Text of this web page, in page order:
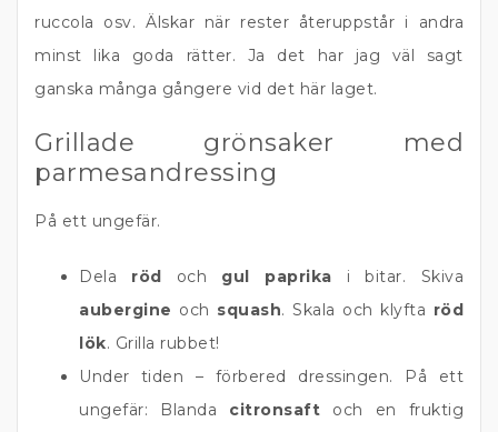
ruccola osv. Älskar när rester återuppstår i andra
minst lika goda rätter. Ja det har jag väl sagt
ganska många gångere vid det här laget.
Grillade grönsaker med
parmesandressing
På ett ungefär.
Dela röd och gul paprika i bitar. Skiva
aubergine och squash. Skala och klyfta röd
lök. Grilla rubbet!
Under tiden – förbered dressingen. På ett
ungefär: Blanda citronsaft och en fruktig